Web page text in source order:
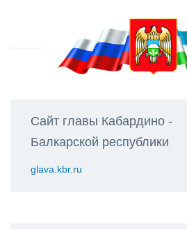
Сайт главы Кабардино -
Балкарской республики
glava.kbr.ru